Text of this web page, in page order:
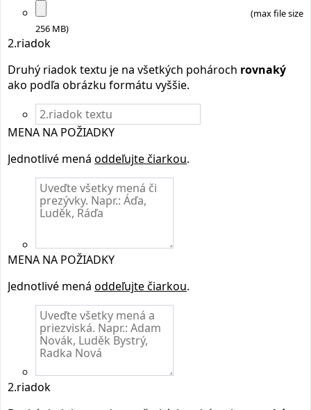
(max file size
256 MB)
2.riadok
Druhý riadok textu je na všetkých pohároch rovnaký
ako podľa obrázku formátu vyššie.
MENA NA POŽIADKY
Jednotlivé mená oddeľujte čiarkou.
MENA NA POŽIADKY
Jednotlivé mená oddeľujte čiarkou.
2.riadok